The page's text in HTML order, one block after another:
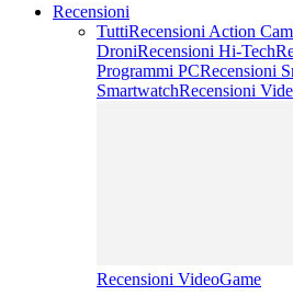
Recensioni
TuttiRecensioni Action Cam
DroniRecensioni Hi-Tech
Programmi PCRecensioni
SmartwatchRecensioni
Recensioni VideoGame